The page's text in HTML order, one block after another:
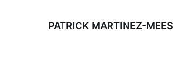
PATRICK MARTINEZ-MEES